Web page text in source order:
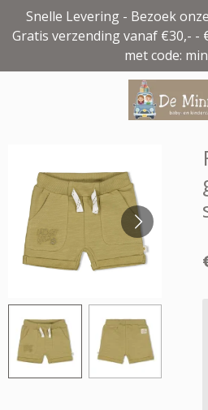
direct
de
Snelle Levering - Bezoek
Gratis verzending vanaf €30,-
met code: